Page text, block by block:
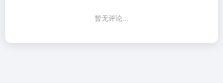
暂无评论...